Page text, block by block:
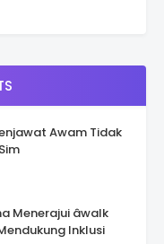
Awam Tidak
Menerajui âwalk
Inklusi